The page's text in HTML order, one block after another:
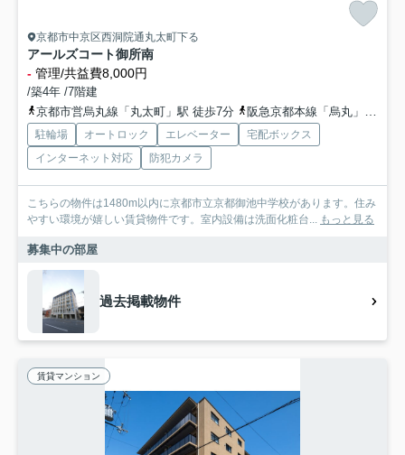
京都市中京区西洞院通丸太町下る
アールズコート御所南
- 管理/共益費8,000円
/築4年 /7階建
京都市営烏丸線「丸太町」駅 徒歩7分
阪急京都本線「烏丸」駅 徒歩24分
駐輪場 オートロック エレベーター
宅配ボックス
インターネット対応
防犯カメラ
こちらの物件は1480m以内に京都市立京都御池中学校があります。住み
やすい環境が嬉しい賃貸物件です。室内設備は洗面化粧台...
もっと見る
募集中の部屋
過去掲載物件
賃貸マンション